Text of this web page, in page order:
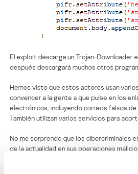
El exploit descarga un Trojan-Downloader
después descargará muchos otros
Hemos visto que estos actores usan
convencer a la gente a que pulse en los
electrónicos, incluyendo correos falsos de
También utilizan varios servicios para
No me sorprende que los cibercriminales
de la actualidad en sus operaciones
decide hacer una intervención armada en